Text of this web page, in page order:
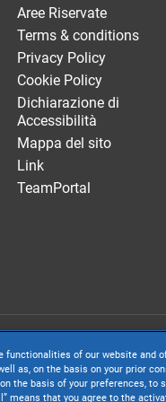
Aree Riservate
Terms & conditions
Privacy Policy
Cookie Policy
Dichiarazione di
Accessibilità
Mappa del sito
Link
TeamPortal
società con socio unico
24.000.000 I.v. - C.C.I.A.A. delle
Via Sandro Pertini,
of our website and
as, on the basis on your prior
the basis of your preferences, to
means that you agree to the